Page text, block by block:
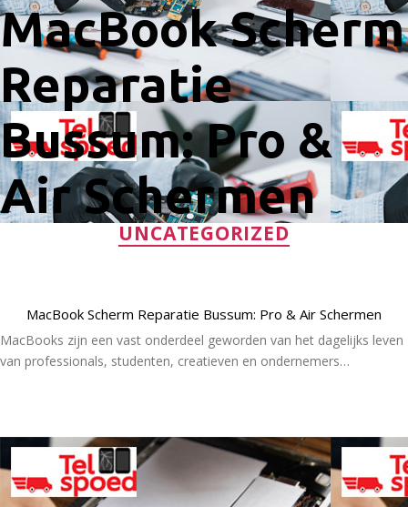
MacBook Scherm
Reparatie
Bussum: Pro &
Air Schermen
Categorieën
UNCATEGORIZED
MacBook Scherm Reparatie Bussum: Pro & Air Schermen
MacBooks zijn een vast onderdeel geworden van het dagelijks leven
van professionals, studenten, creatieven en ondernemers…